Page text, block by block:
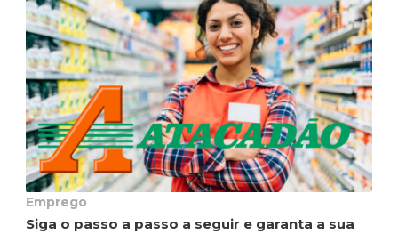
Emprego
Siga o passo a passo a seguir e garanta a sua